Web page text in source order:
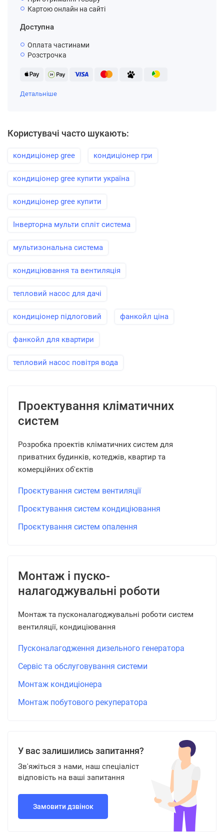
Картою онлайн на сайті
Доступна
Оплата частинами
Розстрочка
Детальніше
Користувачі часто шукають:
кондиціонер gree кондиціонер гри
кондиціонер gree купити україна
кондиціонер gree купити
Інверторна мульти спліт система
мультизональна система
кондиціювання та вентиляція
тепловий насос для дачі
кондиціонер підлоговий фанкойл ціна
фанкойл для квартири
тепловий насос повітря вода
Проектування кліматичних
систем
Розробка проектів кліматичних систем для
приватних будинків, котеджів, квартир та
комерційних об'єктів
Проєктування систем вентиляції
Проєктування систем кондиціювання
Проєктування систем опалення
Монтаж і пуско-
налагоджувальні роботи
Монтаж та пусконалагоджувальні роботи систем
вентиляції, кондиціювання
Пусконалагодження дизельного генератора
Сервіс та обслуговування системи
Монтаж кондиціонера
Монтаж побутового рекуператора
У вас залишились запитання?
Зв'яжіться з нами, наш спеціаліст
відповість на ваші запитання
Замовити дзвінок